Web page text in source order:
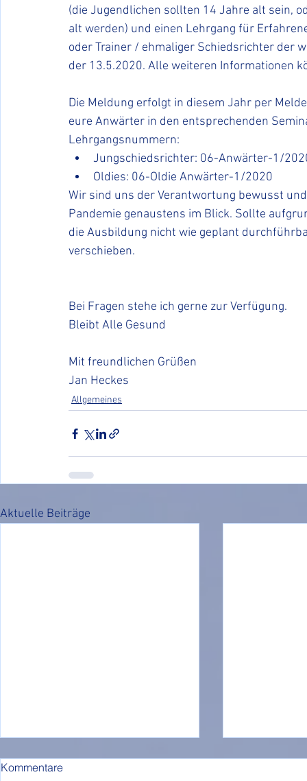
(die Jugendlichen sollten 14 Jahre alt sein,
alt werden) und einen Lehrgang für
oder Trainer / ehmaliger Schiedsrichter der
der 13.5.2020. Alle weiteren Informationen
Die Meldung erfolgt in diesem Jahr per
eure Anwärter in den entsprechenden
Lehrgangsnummern:
Jungschiedsrichter: 06-Anwärter-1/
Oldies: 06-Oldie Anwärter-1/2020
Wir sind uns der Verantwortung bewusst
Pandemie genaustens im Blick. Sollte
die Ausbildung nicht wie geplant
verschieben.
Bei Fragen stehe ich gerne zur Verfügung.
Bleibt Alle Gesund
Mit freundlichen Grüßen
Jan Heckes
Allgemeines
Aktuelle Beiträge
Kommentare